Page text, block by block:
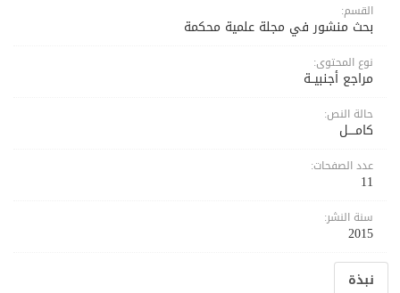
القسم:
بحث منشور في مجلة علمية محكمة
نوع المحتوى:
مراجع أجنبيــة
حالة النص:
كامــــل
عدد الصفحات:
11
سنة النشر:
2015
نبذة